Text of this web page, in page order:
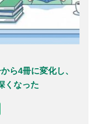
ら4冊に変化し、
くなった